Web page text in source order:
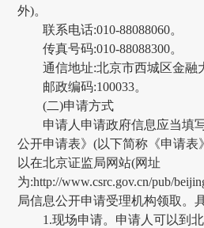
外)。
联系电话:010-88088060。
传真号码:010-88088300。
通信地址:北京市西城区金融
邮政编码:100033。
(二)申请方式
申请人申请政府信息应当填
公开申请表》(以下简称《申请表
以在北京证监局网站(网址
为:http://www.csrc.gov.cn/pub/
局信息公开申请受理机构领取。
1.现场申请。申请人可以到